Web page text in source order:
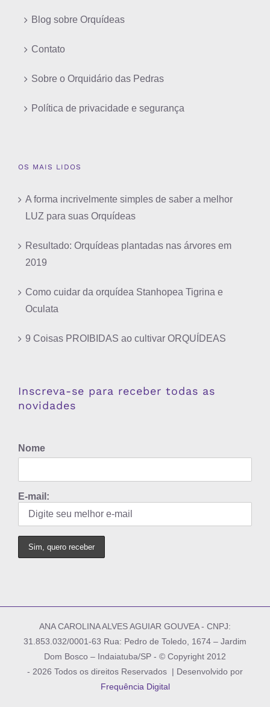
Blog sobre Orquídeas
Contato
Sobre o Orquidário das Pedras
Política de privacidade e segurança
OS MAIS LIDOS
A forma incrivelmente simples de saber a melhor
LUZ para suas Orquídeas
Resultado: Orquídeas plantadas nas árvores em
2019
Como cuidar da orquídea Stanhopea Tigrina e
Oculata
9 Coisas PROIBIDAS ao cultivar ORQUÍDEAS
Inscreva-se para receber todas as
novidades
Nome
E-mail:
ANA CAROLINA ALVES AGUIAR GOUVEA - CNPJ:
31.853.032/0001-63 Rua: Pedro de Toledo, 1674 – Jardim
Dom Bosco – Indaiatuba/SP - © Copyright 2012
- 2026 Todos os direitos Reservados | Desenvolvido por
Frequência Digital